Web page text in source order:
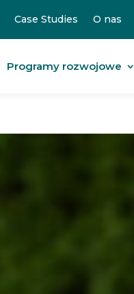
Case Studies O nas
Programy rozwojowe